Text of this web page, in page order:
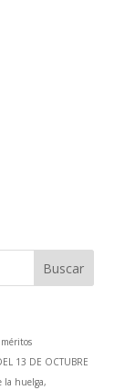
13 DE OCTUBRE
la huelga,